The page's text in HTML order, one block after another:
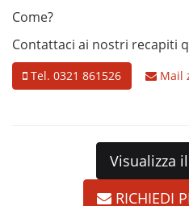
Come?
Contattaci ai nostri recapiti
Tel. 0321 861526 Mail
Visualizza
RICHIEDI